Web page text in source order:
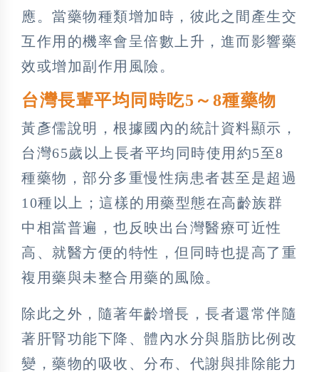
應。當藥物種類增加時，彼此之間產生交
互作用的機率會呈倍數上升，進而影響藥
效或增加副作用風險。
台灣長輩平均同時吃5～8種藥物
黃彥儒說明，根據國內的統計資料顯示，
台灣65歲以上長者平均同時使用約5至8
種藥物，部分多重慢性病患者甚至是超過
10種以上；這樣的用藥型態在高齡族群
中相當普遍，也反映出台灣醫療可近性
高、就醫方便的特性，但同時也提高了重
複用藥與未整合用藥的風險。
除此之外，隨著年齡增長，長者還常伴隨
著肝腎功能下降、體內水分與脂肪比例改
變，藥物的吸收、分布、代謝與排除能力